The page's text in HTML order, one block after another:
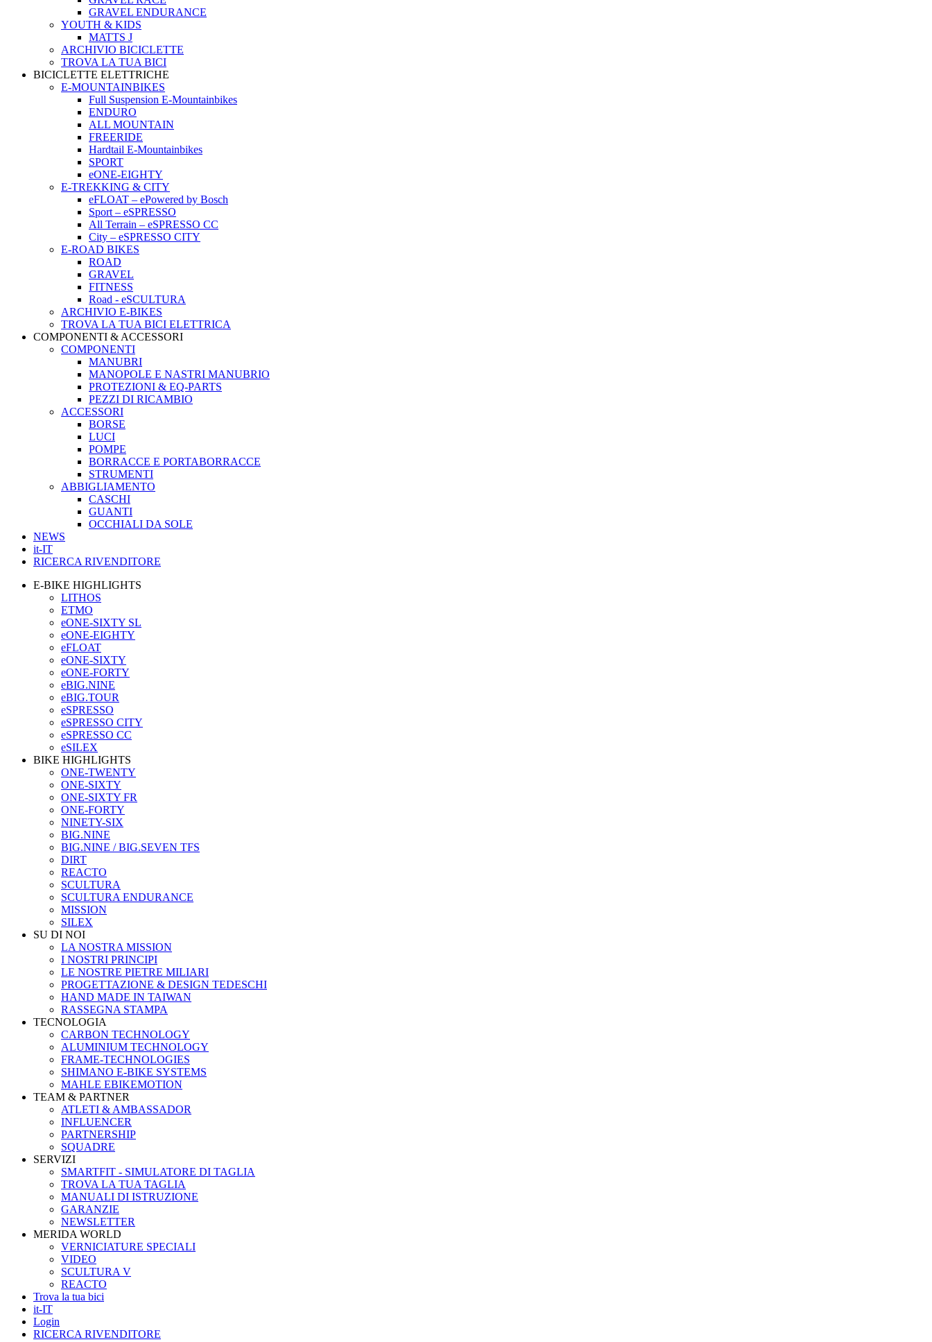
GRAVEL ENDURANCE
YOUTH & KIDS
MATTS J
ARCHIVIO BICICLETTE
TROVA LA TUA BICI
BICICLETTE ELETTRICHE
E-MOUNTAINBIKES
Full Suspension E-Mountainbikes
ENDURO
ALL MOUNTAIN
FREERIDE
Hardtail E-Mountainbikes
SPORT
eONE-EIGHTY
E-TREKKING & CITY
eFLOAT – ePowered by Bosch
Sport – eSPRESSO
All Terrain – eSPRESSO CC
City – eSPRESSO CITY
E-ROAD BIKES
ROAD
GRAVEL
FITNESS
Road - eSCULTURA
ARCHIVIO E-BIKES
TROVA LA TUA BICI ELETTRICA
COMPONENTI & ACCESSORI
COMPONENTI
MANUBRI
MANOPOLE E NASTRI MANUBRIO
PROTEZIONI & EQ-PARTS
PEZZI DI RICAMBIO
ACCESSORI
BORSE
LUCI
POMPE
BORRACCE E PORTABORRACCE
STRUMENTI
ABBIGLIAMENTO
CASCHI
GUANTI
OCCHIALI DA SOLE
NEWS
it-IT
RICERCA RIVENDITORE
E-BIKE HIGHLIGHTS
LITHOS
ETMO
eONE-SIXTY SL
eONE-EIGHTY
eFLOAT
eONE-SIXTY
eONE-FORTY
eBIG.NINE
eBIG.TOUR
eSPRESSO
eSPRESSO CITY
eSPRESSO CC
eSILEX
BIKE HIGHLIGHTS
ONE-TWENTY
ONE-SIXTY
ONE-SIXTY FR
ONE-FORTY
NINETY-SIX
BIG.NINE
BIG.NINE / BIG.SEVEN TFS
DIRT
REACTO
SCULTURA
SCULTURA ENDURANCE
MISSION
SILEX
SU DI NOI
LA NOSTRA MISSION
I NOSTRI PRINCIPI
LE NOSTRE PIETRE MILIARI
PROGETTAZIONE & DESIGN TEDESCHI
HAND MADE IN TAIWAN
RASSEGNA STAMPA
TECNOLOGIA
CARBON TECHNOLOGY
ALUMINIUM TECHNOLOGY
FRAME-TECHNOLOGIES
SHIMANO E-BIKE SYSTEMS
MAHLE EBIKEMOTION
TEAM & PARTNER
ATLETI & AMBASSADOR
INFLUENCER
PARTNERSHIP
SQUADRE
SERVIZI
SMARTFIT - SIMULATORE DI TAGLIA
TROVA LA TUA TAGLIA
MANUALI DI ISTRUZIONE
GARANZIE
NEWSLETTER
MERIDA WORLD
VERNICIATURE SPECIALI
VIDEO
SCULTURA V
REACTO
Trova la tua bici
it-IT
Login
RICERCA RIVENDITORE